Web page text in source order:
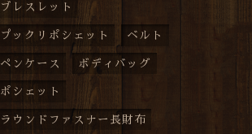
ブレスレット
プックリポシェット ベルト
ペンケース ボディバッグ
ポシェット
ラウンドファスナー長財布